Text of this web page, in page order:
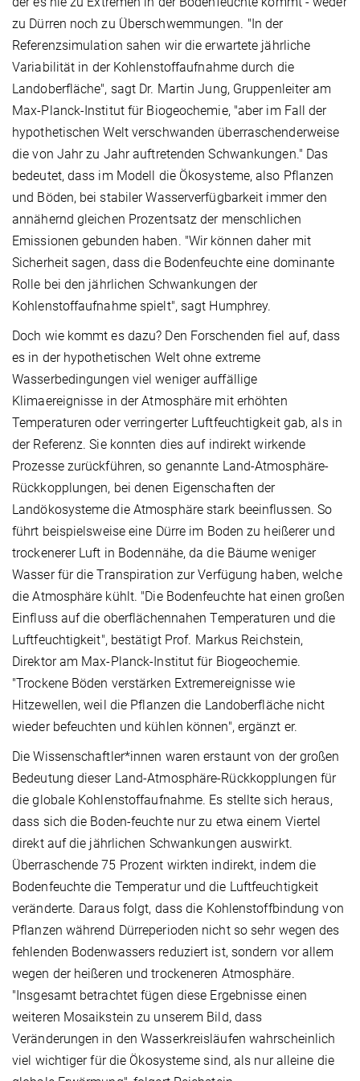
zu Dürren noch zu Überschwemmungen. "In der
Referenzsimulation sahen wir die erwartete jährliche
Variabilität in der Kohlenstoffaufnahme durch die
Landoberfläche", sagt Dr. Martin Jung, Gruppenleiter am
Max-Planck-Institut für Biogeochemie, "aber im Fall der
hypothetischen Welt verschwanden überraschenderweise
die von Jahr zu Jahr auftretenden Schwankungen." Das
bedeutet, dass im Modell die Ökosysteme, also Pflanzen
und Böden, bei stabiler Wasserverfügbarkeit immer den
annähernd gleichen Prozentsatz der menschlichen
Emissionen gebunden haben. "Wir können daher mit
Sicherheit sagen, dass die Bodenfeuchte eine dominante
Rolle bei den jährlichen Schwankungen der
Kohlenstoffaufnahme spielt", sagt Humphrey.
Doch wie kommt es dazu? Den Forschenden fiel auf, dass
es in der hypothetischen Welt ohne extreme
Wasserbedingungen viel weniger auffällige
Klimaereignisse in der Atmosphäre mit erhöhten
Temperaturen oder verringerter Luftfeuchtigkeit gab, als in
der Referenz. Sie konnten dies auf indirekt wirkende
Prozesse zurückführen, so genannte Land-Atmosphäre-
Rückkopplungen, bei denen Eigenschaften der
Landökosysteme die Atmosphäre stark beeinflussen. So
führt beispielsweise eine Dürre im Boden zu heißerer und
trockenerer Luft in Bodennähe, da die Bäume weniger
Wasser für die Transpiration zur Verfügung haben, welche
die Atmosphäre kühlt. "Die Bodenfeuchte hat einen großen
Einfluss auf die oberflächennahen Temperaturen und die
Luftfeuchtigkeit", bestätigt Prof. Markus Reichstein,
Direktor am Max-Planck-Institut für Biogeochemie.
"Trockene Böden verstärken Extremereignisse wie
Hitzewellen, weil die Pflanzen die Landoberfläche nicht
wieder befeuchten und kühlen können", ergänzt er.
Die Wissenschaftler*innen waren erstaunt von der großen
Bedeutung dieser Land-Atmosphäre-Rückkopplungen für
die globale Kohlenstoffaufnahme. Es stellte sich heraus,
dass sich die Boden-feuchte nur zu etwa einem Viertel
direkt auf die jährlichen Schwankungen auswirkt.
Überraschende 75 Prozent wirkten indirekt, indem die
Bodenfeuchte die Temperatur und die Luftfeuchtigkeit
veränderte. Daraus folgt, dass die Kohlenstoffbindung von
Pflanzen während Dürreperioden nicht so sehr wegen des
fehlenden Bodenwassers reduziert ist, sondern vor allem
wegen der heißeren und trockeneren Atmosphäre.
"Insgesamt betrachtet fügen diese Ergebnisse einen
weiteren Mosaikstein zu unserem Bild, dass
Veränderungen in den Wasserkreisläufen wahrscheinlich
viel wichtiger für die Ökosysteme sind, als nur alleine die